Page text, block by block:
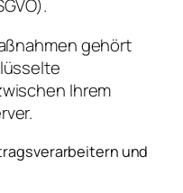
gehört
Ihrem
und